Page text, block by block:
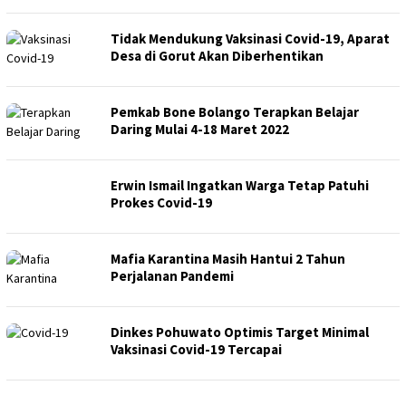
Tidak Mendukung Vaksinasi Covid-19, Aparat
Desa di Gorut Akan Diberhentikan
Pemkab Bone Bolango Terapkan Belajar
Daring Mulai 4-18 Maret 2022
Erwin Ismail Ingatkan Warga Tetap Patuhi
Prokes Covid-19
Mafia Karantina Masih Hantui 2 Tahun
Perjalanan Pandemi
Dinkes Pohuwato Optimis Target Minimal
Vaksinasi Covid-19 Tercapai